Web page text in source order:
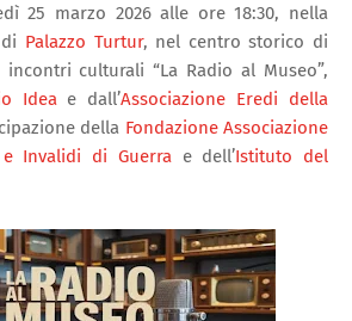
25 marzo 2026 alle ore 18:30, nella
Palazzo Turtur, nel centro storico di
culturali “La Radio al Museo”,
Ideae dall’Associazione Eredi della
della Fondazione Associazione
Invalidi di Guerrae dell’Istituto del